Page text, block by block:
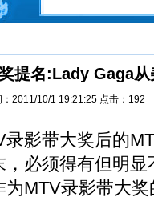
提名:Lady Gaga
：2011/10/1 19:21:25 点击： 192
录影带大奖后的
必须得有但明
MTV录影带大